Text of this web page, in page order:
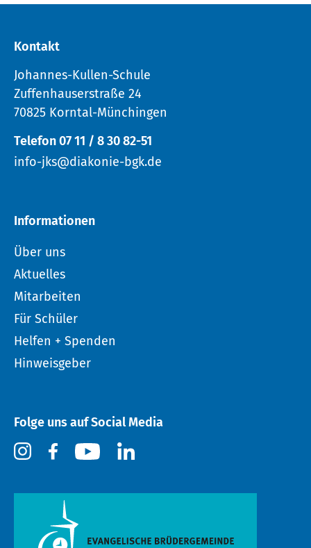
Kontakt
Johannes-Kullen-Schule
Zuffenhauserstraße 24
70825 Korntal-Münchingen
Telefon 07 11 / 8 30 82-51
info-jks@diakonie-bgk.de
Informationen
Über uns
Aktuelles
Mitarbeiten
Für Schüler
Helfen + Spenden
Hinweisgeber
Folge uns auf Social Media